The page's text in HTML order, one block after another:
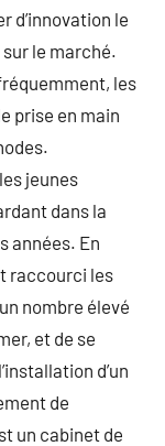
d’innovation le
le marché.
les
prise en main
jeunes
dans la
années. En
raccourci les
nombre élevé
et de se
d’un
de
un cabinet de